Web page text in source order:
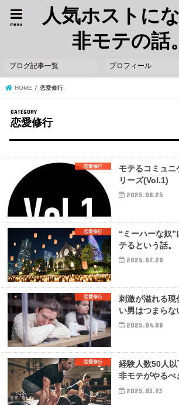
人気ホストに
非モテの話。
menu
ブログ記事一覧 プロフィール
HOME 恋愛修行
恋愛修行
恋愛修行
モテるコミュ
リーズ(Vol.1)
2025.08.25
恋愛修行
“ミーハーな奴
テるという話。
2025.07.20
恋愛修行
刺激が溢れる現
い男はつまらな
2025.04.08
恋愛修行
経験人数50人
非モテがやるべ
2025.03.23